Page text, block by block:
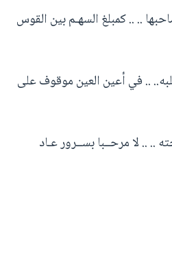
.. .. كمبلغ السهـم بين القوس
.. في أعين العين موقوف على
.. .. لا مرحــبا بســرور عـاد